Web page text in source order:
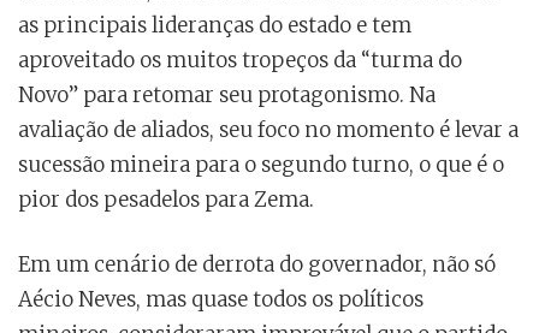
as principais lideranças do estado e tem
aproveitado os muitos tropeços da “turma do
Novo” para retomar seu protagonismo. Na
avaliação de aliados, seu foco no momento é levar a
sucessão mineira para o segundo turno, o que é o
pior dos pesadelos para Zema.
Em um cenário de derrota do governador, não só
Aécio Neves, mas quase todos os políticos